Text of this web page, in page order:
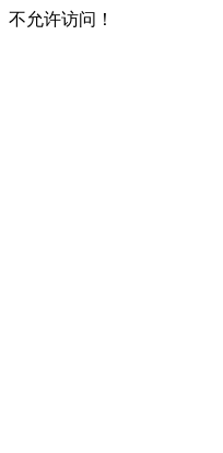
不允许访问！